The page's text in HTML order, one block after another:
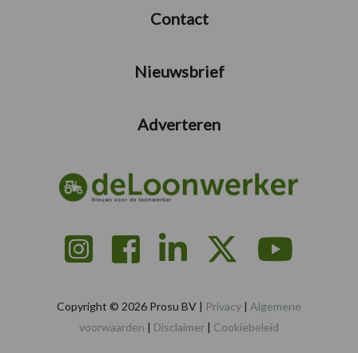
Contact
Nieuwsbrief
Adverteren
Copyright © 2026 Prosu BV | Privacy | Algemene
voorwaarden | Disclaimer | Cookiebeleid